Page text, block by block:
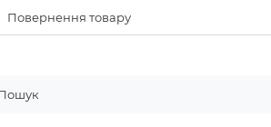
Повернення товару